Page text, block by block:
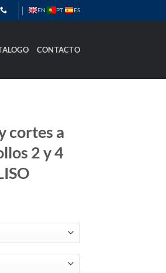
EN PT ES
CONTACTO
cortes a
2 y 4